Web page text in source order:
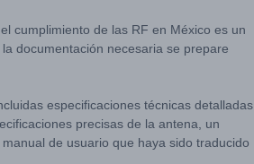
cumplimiento de las RF en México es un
documentación necesaria se prepare
especificaciones técnicas detalladas,
precisas de la antena, un
de usuario que haya sido traducido